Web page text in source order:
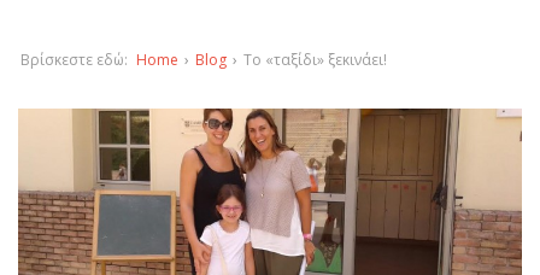
Βρίσκεστε εδώ: Home › Blog › Το «ταξίδι» ξεκινάει!